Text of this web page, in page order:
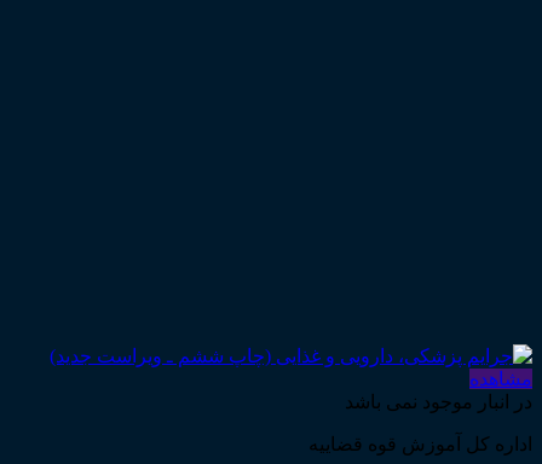
مشاهده
در انبار موجود نمی باشد
اداره کل آموزش قوه قضاییه